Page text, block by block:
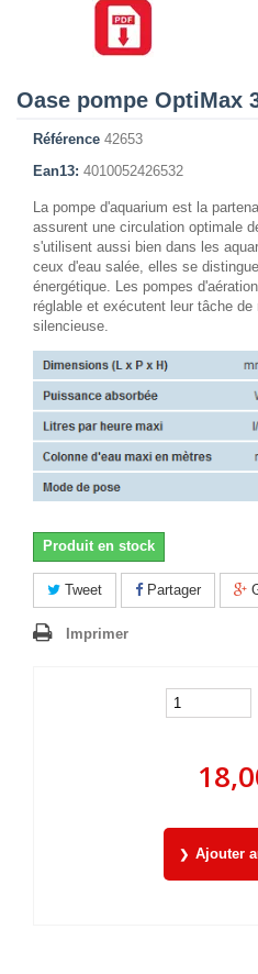
Oase pompe OptiMax
Référence 42653
Ean13: 4010052426532
La pompe d'aquarium est la
assurent une circulation optimale
s'utilisent aussi bien dans les
ceux d'eau salée, elles se
énergétique. Les pompes
réglable et exécutent leur tâche de
silencieuse.
Produit en stock
Tweet Partager
Imprimer
Ajouter